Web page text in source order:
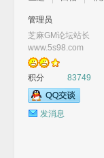
管理员
芝麻GM论坛站长
www.5s98.com
积分 83749
发消息